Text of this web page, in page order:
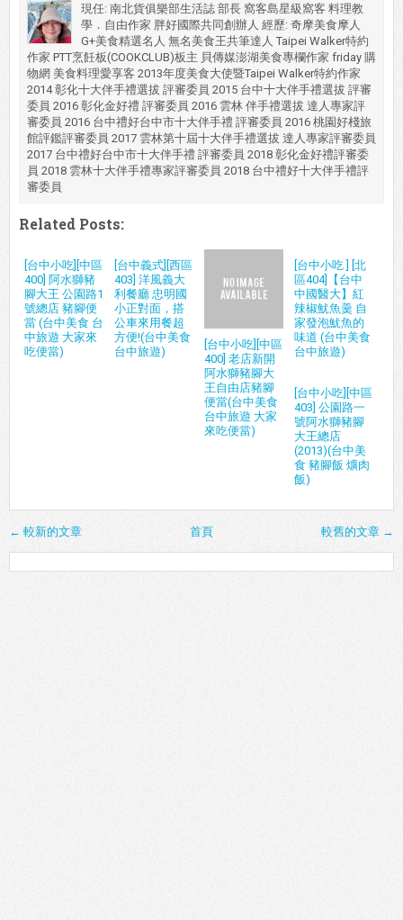
現任: 南北貨俱樂部生活誌 部長 窩客島星級窩客 料理教
學．自由作家 胖好國際共同創辦人 經歷: 奇摩美食摩人
G+美食精選名人 無名美食王共筆達人 Taipei Walker特約
作家 PTT烹飪板(COOKCLUB)板主 貝傳媒澎湖美食專欄作家 friday 購
物網 美食料理愛享客 2013年度美食大使暨Taipei Walker特約作家
2014 彰化十大伴手禮選拔 評審委員 2015 台中十大伴手禮選拔 評審
委員 2016 彰化金好禮 評審委員 2016 雲林 伴手禮選拔 達人專家評
審委員 2016 台中禮好台中市十大伴手禮 評審委員 2016 桃園好棧旅
館評鑑評審委員 2017 雲林第十屆十大伴手禮選拔 達人專家評審委員
2017 台中禮好台中市十大伴手禮 評審委員 2018 彰化金好禮評審委
員 2018 雲林十大伴手禮專家評審委員 2018 台中禮好十大伴手禮評
審委員
Related Posts:
[台中小吃][中區
400] 阿水獅豬
腳大王 公園路1
號總店 豬腳便
當 (台中美食 台
中旅遊 大家來
吃便當)
[台中義式][西區
403] 洋風義大
利餐廳 忠明國
小正對面，搭
公車來用餐超
方便!(台中美食
台中旅遊)
[台中小吃][中區
400] 老店新開
阿水獅豬腳大
王自由店豬腳
便當(台中美食
台中旅遊 大家
來吃便當)
[台中小吃 ] [北
區404]【台中
中國醫大】紅
辣椒魷魚羹 自
家發泡魷魚的
味道 (台中美食
台中旅遊)
[台中小吃][中區
403] 公園路一
號阿水獅豬腳
大王總店
(2013)(台中美
食 豬腳飯 爌肉
飯)
← 較新的文章 較舊的文章 →
首頁